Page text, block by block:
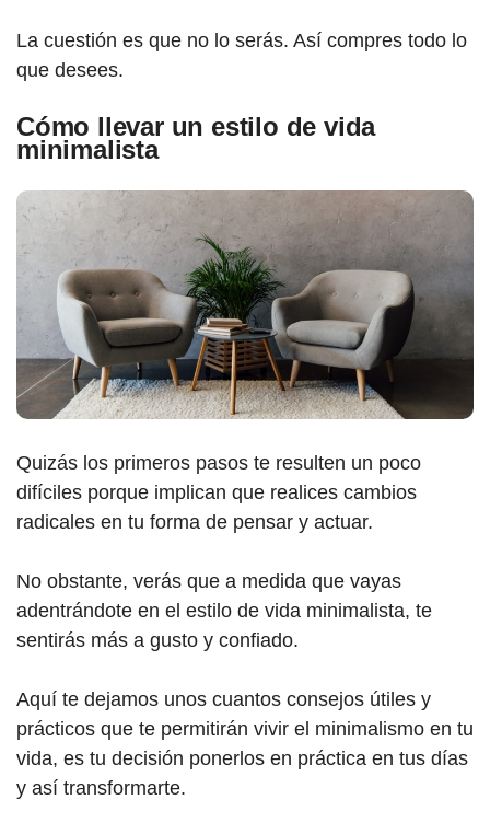
La cuestión es que no lo serás. Así compres todo lo
que desees.
Cómo llevar un estilo de vida
minimalista
Quizás los primeros pasos te resulten un poco
difíciles porque implican que realices cambios
radicales en tu forma de pensar y actuar.
No obstante, verás que a medida que vayas
adentrándote en el estilo de vida minimalista, te
sentirás más a gusto y confiado.
Aquí te dejamos unos cuantos consejos útiles y
prácticos que te permitirán vivir el minimalismo en tu
vida, es tu decisión ponerlos en práctica en tus días
y así transformarte.